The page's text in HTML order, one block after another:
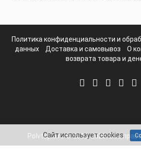
Политика конфиденциальности и
данных
Доставка и самовывоз О
возврата товара и
Polvteplo.ru © 2012-2025. Все
Сайт использует cookies